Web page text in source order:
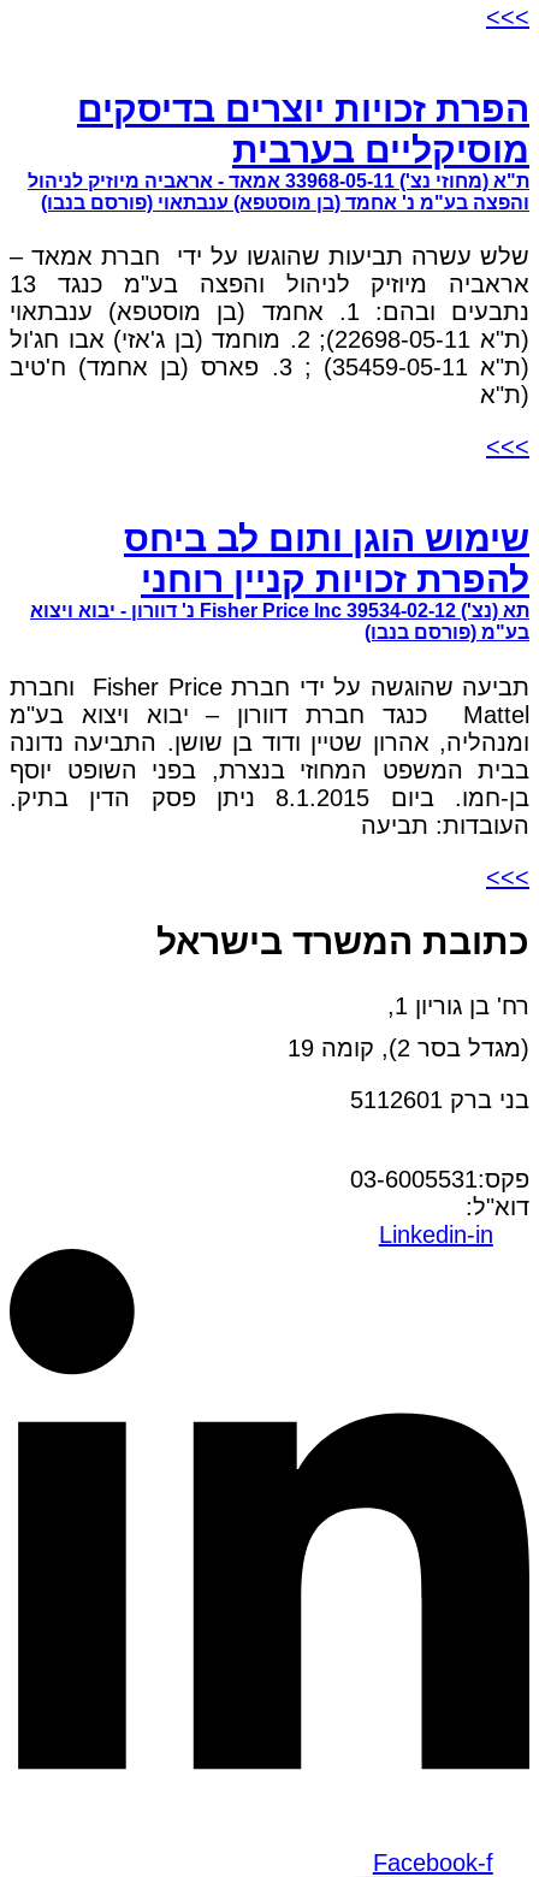
>>>
הפרת זכויות יוצרים בדיסקים
מוסיקליים בערבית
ת"א (מחוזי נצ') 33968-05-11 אמאד - אראביה מיוזיק לניהול
והפצה בע"מ נ' אחמד (בן מוסטפא) ענבתאוי (פורסם בנבו)
שלש עשרה תביעות שהוגשו על ידי חברת אמאד –
אראביה מיוזיק לניהול והפצה בע"מ כנגד 13
נתבעים ובהם: 1. אחמד (בן מוסטפא) ענבתאוי
(ת"א 22698-05-11); 2. מוחמד (בן ג'אזי) אבו חג'ול
(ת"א 35459-05-11) ; 3. פארס (בן אחמד) ח'טיב
(ת"א
>>>
שימוש הוגן ותום לב ביחס
להפרת זכויות קניין רוחני
תא (נצ') 39534-02-12 Fisher Price Inc נ' דוורון - יבוא ויצוא
בע"מ (פורסם בנבו)
תביעה שהוגשה על ידי חברת Fisher Price וחברת
Mattel כנגד חברת דוורון – יבוא ויצוא בע"מ
ומנהליה, אהרון שטיין ודוד בן שושן. התביעה נדונה
בבית המשפט המחוזי בנצרת, בפני השופט יוסף
בן-חמו. ביום 8.1.2015 ניתן פסק הדין בתיק.
העובדות: תביעה
>>>
כתובת המשרד בישראל
רח' בן גוריון 1,
(מגדל בסר 2), קומה 19
בני ברק 5112601
פקס:03-6005531
דוא"ל:
Linkedin-in
Facebook-f